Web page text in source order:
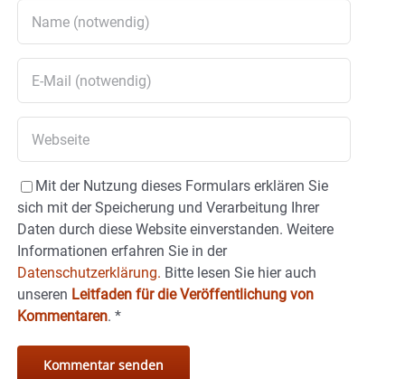
Mit der Nutzung dieses Formulars erklären Sie
sich mit der Speicherung und Verarbeitung Ihrer
Daten durch diese Website einverstanden. Weitere
Informationen erfahren Sie in der
Datenschutzerklärung. Bitte lesen Sie hier auch
unseren Leitfaden für die Veröffentlichung von
Kommentaren. *